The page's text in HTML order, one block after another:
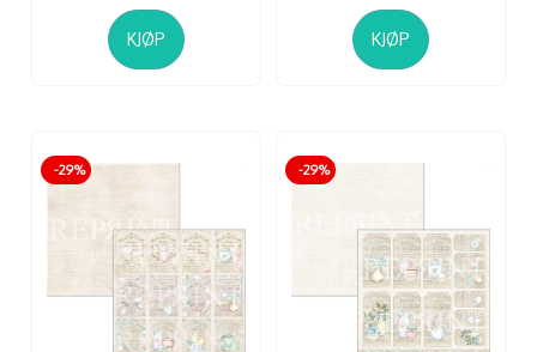
KJØP KJØP
-29% -29%